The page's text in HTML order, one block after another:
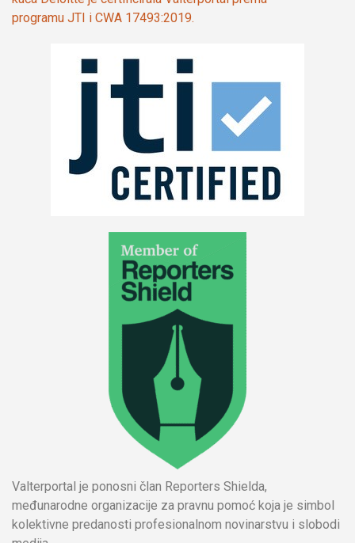
programu JTI i CWA 17493:2019.
Valterportal je ponosni član Reporters Shielda,
međunarodne organizacije za pravnu pomoć koja je simbol
kolektivne predanosti profesionalnom novinarstvu i slobodi